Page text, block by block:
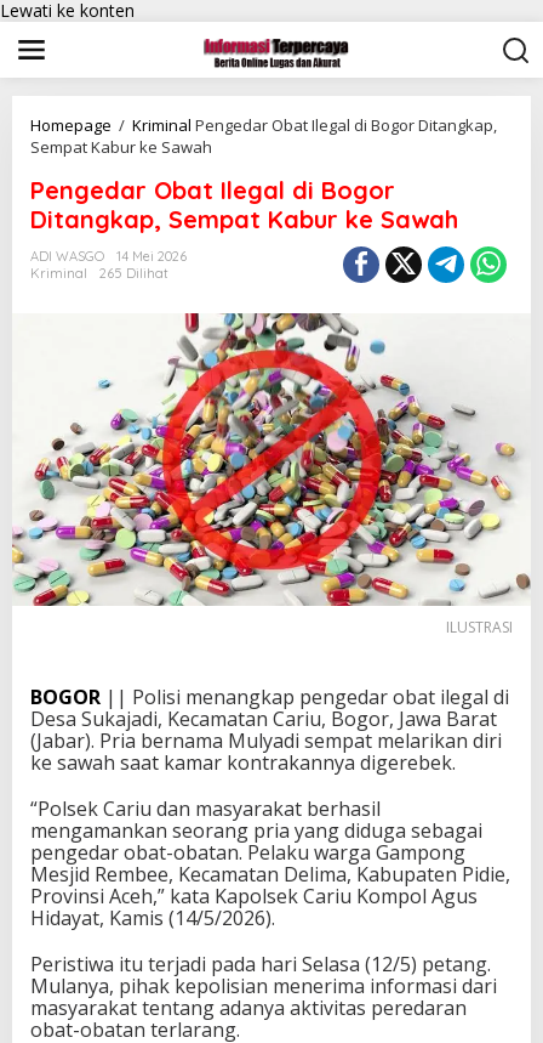
Lewati ke konten
Homepage / Kriminal Pengedar Obat Ilegal di Bogor Ditangkap,
Sempat Kabur ke Sawah
Pengedar Obat Ilegal di Bogor
Ditangkap, Sempat Kabur ke Sawah
ADI WASGO
14 Mei 2026
Kriminal
265 Dilihat
ILUSTRASI
BOGOR || Polisi menangkap pengedar obat ilegal di
Desa Sukajadi, Kecamatan Cariu, Bogor, Jawa Barat
(Jabar). Pria bernama Mulyadi sempat melarikan diri
ke sawah saat kamar kontrakannya digerebek.
“Polsek Cariu dan masyarakat berhasil
mengamankan seorang pria yang diduga sebagai
pengedar obat-obatan. Pelaku warga Gampong
Mesjid Rembee, Kecamatan Delima, Kabupaten Pidie,
Provinsi Aceh,” kata Kapolsek Cariu Kompol Agus
Hidayat, Kamis (14/5/2026).
Peristiwa itu terjadi pada hari Selasa (12/5) petang.
Mulanya, pihak kepolisian menerima informasi dari
masyarakat tentang adanya aktivitas peredaran
obat-obatan terlarang.